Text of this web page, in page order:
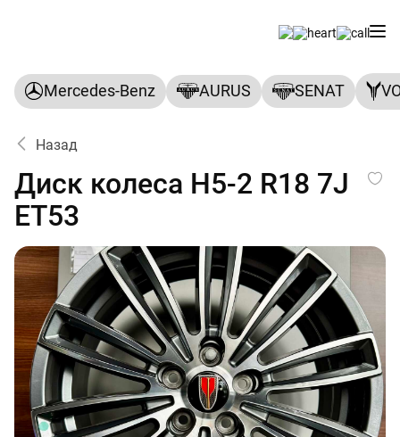
Mercedes-Benz AURUS SENAT
Назад
Диск колеса H5-2 R18 7J
Диск колеса H5-2 R18 7J
ET53